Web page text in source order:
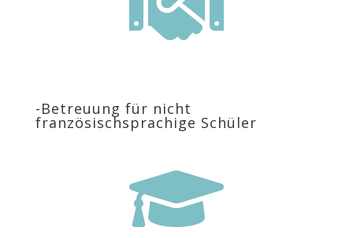
-Betreuung für nicht
französischsprachige Schüler
